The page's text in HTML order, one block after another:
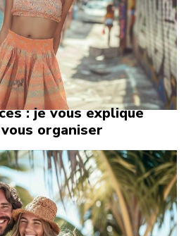
: je vous explique
organiser